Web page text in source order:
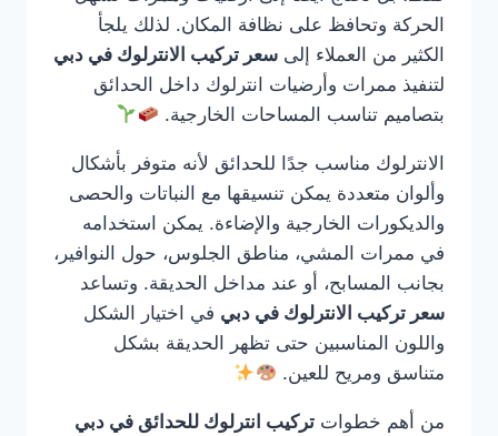
الحركة وتحافظ على نظافة المكان. لذلك يلجأ
الكثير من العملاء إلى سعر تركيب الانترلوك في دبي
لتنفيذ ممرات وأرضيات انترلوك داخل الحدائق
بتصاميم تناسب المساحات الخارجية.
الانترلوك مناسب جدًا للحدائق لأنه متوفر بأشكال
وألوان متعددة يمكن تنسيقها مع النباتات والحصى
والديكورات الخارجية والإضاءة. يمكن استخدامه
في ممرات المشي، مناطق الجلوس، حول النوافير،
بجانب المسابح، أو عند مداخل الحديقة. وتساعد
سعر تركيب الانترلوك في دبي في اختيار الشكل
واللون المناسبين حتى تظهر الحديقة بشكل
متناسق ومريح للعين.
من أهم خطوات تركيب انترلوك للحدائق في دبي